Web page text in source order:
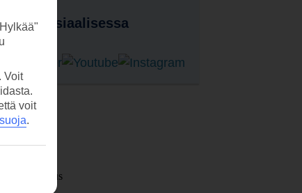
sosiaalisessa
Matkavakuutus
Voit
voit
.